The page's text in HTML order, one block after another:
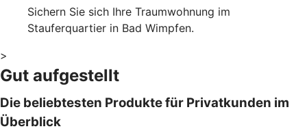
Sichern Sie sich Ihre Traumwohnung im
Stauferquartier in Bad Wimpfen.
>
Gut aufgestellt
Die beliebtesten Produkte für Privatkunden im
Überblick